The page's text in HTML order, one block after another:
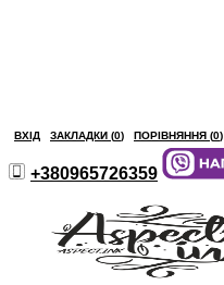
ВХІД ЗАКЛАДКИ (0) ПОРІВНЯННЯ (0)
+380965726359